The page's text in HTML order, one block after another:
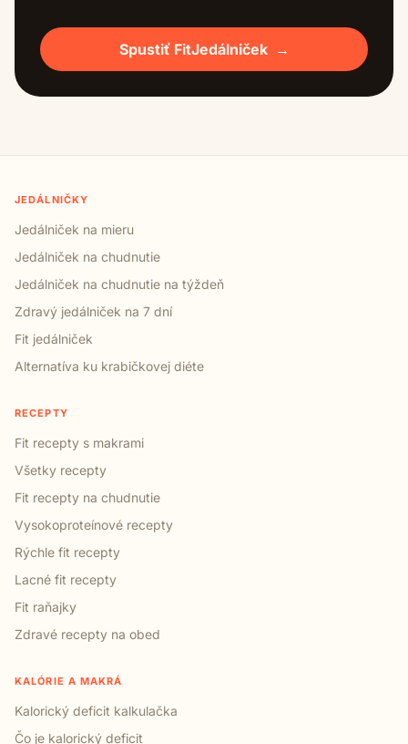
Spustiť FitJedálniček →
JEDÁLNIČKY
Jedálniček na mieru
Jedálniček na chudnutie
Jedálniček na chudnutie na týždeň
Zdravý jedálniček na 7 dní
Fit jedálniček
Alternatíva ku krabičkovej diéte
RECEPTY
Fit recepty s makrami
Všetky recepty
Fit recepty na chudnutie
Vysokoproteínové recepty
Rýchle fit recepty
Lacné fit recepty
Fit raňajky
Zdravé recepty na obed
KALÓRIE A MAKRÁ
Kalorický deficit kalkulačka
Čo je kalorický deficit